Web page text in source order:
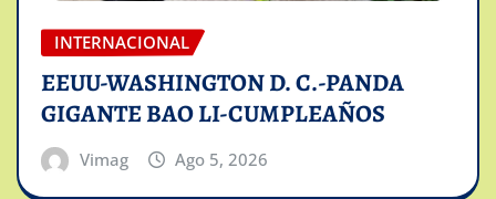
INTERNACIONAL
EEUU-WASHINGTON D. C.-PANDA
GIGANTE BAO LI-CUMPLEAÑOS
Vimag Ago 5, 2026